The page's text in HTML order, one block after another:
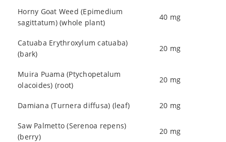
Horny Goat Weed (Epimedium
sagittatum) (whole plant)
40 mg
Catuaba Erythroxylum catuaba)
(bark)
20 mg
Muira Puama (Ptychopetalum
olacoides) (root)
20 mg
Damiana (Turnera diffusa) (leaf) 20 mg
Saw Palmetto (Serenoa repens)
(berry)
20 mg